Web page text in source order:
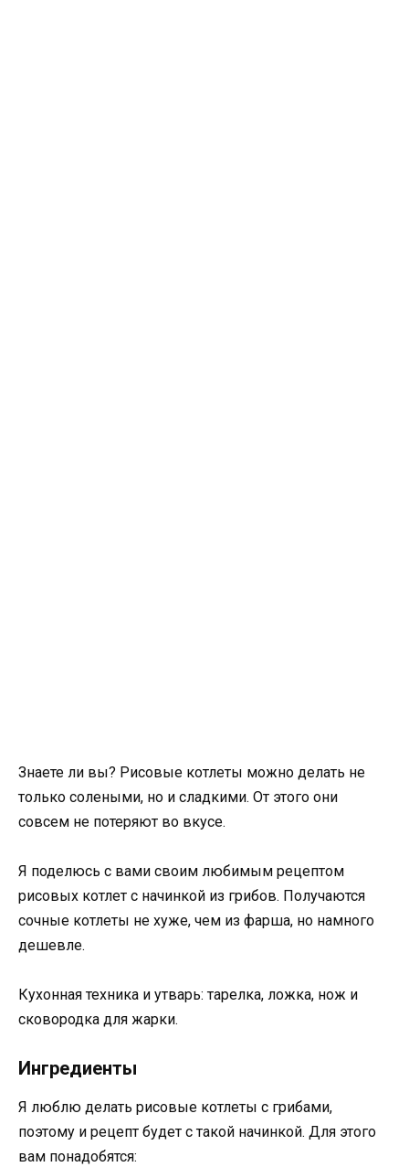
Знаете ли вы? Рисовые котлеты можно делать не
только солеными, но и сладкими. От этого они
совсем не потеряют во вкусе.
Я поделюсь с вами своим любимым рецептом
рисовых котлет с начинкой из грибов. Получаются
сочные котлеты не хуже, чем из фарша, но намного
дешевле.
Кухонная техника и утварь: тарелка, ложка, нож и
сковородка для жарки.
Ингредиенты
Я люблю делать рисовые котлеты с грибами,
поэтому и рецепт будет с такой начинкой. Для этого
вам понадобятся: